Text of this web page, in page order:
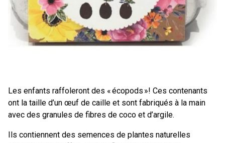
Les enfants raffoleront des « écopods »! Ces contenants
ont la taille d’un œuf de caille et sont fabriqués à la main
avec des granules de fibres de coco et d’argile.
Ils contiennent des semences de plantes naturelles